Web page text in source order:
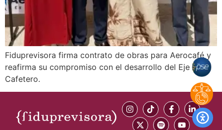
Fiduprevisora firma contrato de obras para Aerocafé y
reafirma su compromiso con el desarrollo del Eje
Cafetero.